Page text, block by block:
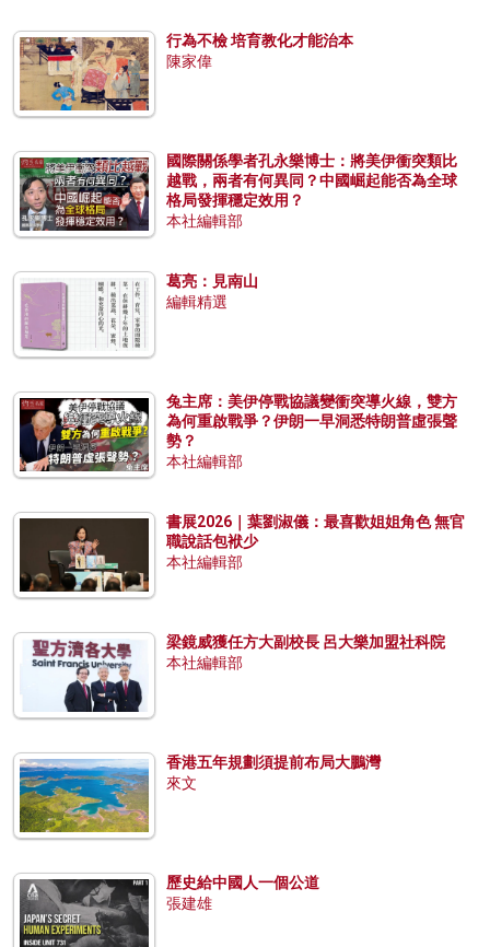
行為不檢 培育教化才能治本
陳家偉
國際關係學者孔永樂博士：將美伊衝突類比
越戰，兩者有何異同？中國崛起能否為全球
格局發揮穩定效用？
本社編輯部
葛亮：見南山
編輯精選
兔主席：美伊停戰協議變衝突導火線，雙方
為何重啟戰爭？伊朗一早洞悉特朗普虛張聲
勢？
本社編輯部
書展2026｜葉劉淑儀：最喜歡姐姐角色 無官
職說話包袱少
本社編輯部
梁鏡威獲任方大副校長 呂大樂加盟社科院
本社編輯部
香港五年規劃須提前布局大鵬灣
來文
歷史給中國人一個公道
張建雄